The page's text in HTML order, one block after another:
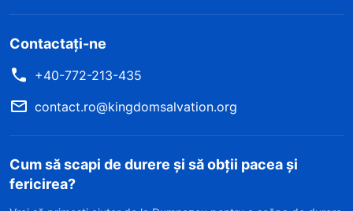
Contactați-ne
+40-772-213-435
contact.ro@kingdomsalvation.org
Cum să scapi de durere și să obții pacea și
fericirea?